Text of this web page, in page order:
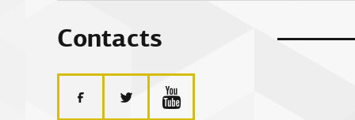
Contacts